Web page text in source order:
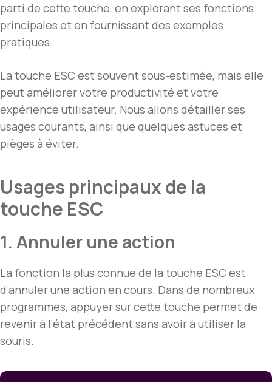
parti de cette touche, en explorant ses fonctions
principales et en fournissant des exemples
pratiques.
La touche ESC est souvent sous-estimée, mais elle
peut améliorer votre productivité et votre
expérience utilisateur. Nous allons détailler ses
usages courants, ainsi que quelques astuces et
pièges à éviter.
Usages principaux de la
touche ESC
1. Annuler une action
La fonction la plus connue de la touche ESC est
d’annuler une action en cours. Dans de nombreux
programmes, appuyer sur cette touche permet de
revenir à l’état précédent sans avoir à utiliser la
souris.